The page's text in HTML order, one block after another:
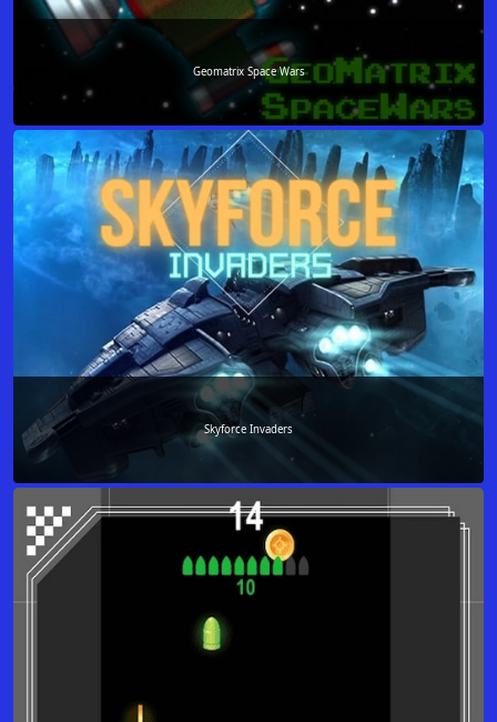
Geomatrix Space Wars
Skyforce Invaders